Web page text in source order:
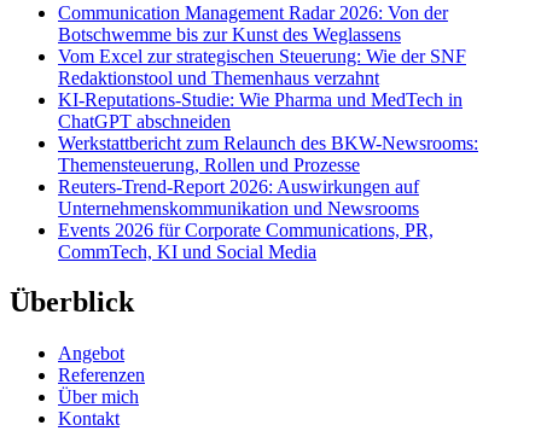
Communication Management Radar 2026: Von der
Botschwemme bis zur Kunst des Weglassens
Vom Excel zur strategischen Steuerung: Wie der SNF
Redaktionstool und Themenhaus verzahnt
KI-Reputations-Studie: Wie Pharma und MedTech in
ChatGPT abschneiden
Werkstattbericht zum Relaunch des BKW-Newsrooms:
Themensteuerung, Rollen und Prozesse
Reuters-Trend-Report 2026: Auswirkungen auf
Unternehmenskommunikation und Newsrooms
Events 2026 für Corporate Communications, PR,
CommTech, KI und Social Media
Überblick
Angebot
Referenzen
Über mich
Kontakt